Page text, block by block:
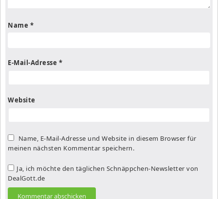
Name *
E-Mail-Adresse *
Website
Name, E-Mail-Adresse und Website in diesem Browser für
meinen nächsten Kommentar speichern.
Ja, ich möchte den täglichen Schnäppchen-Newsletter von
DealGott.de